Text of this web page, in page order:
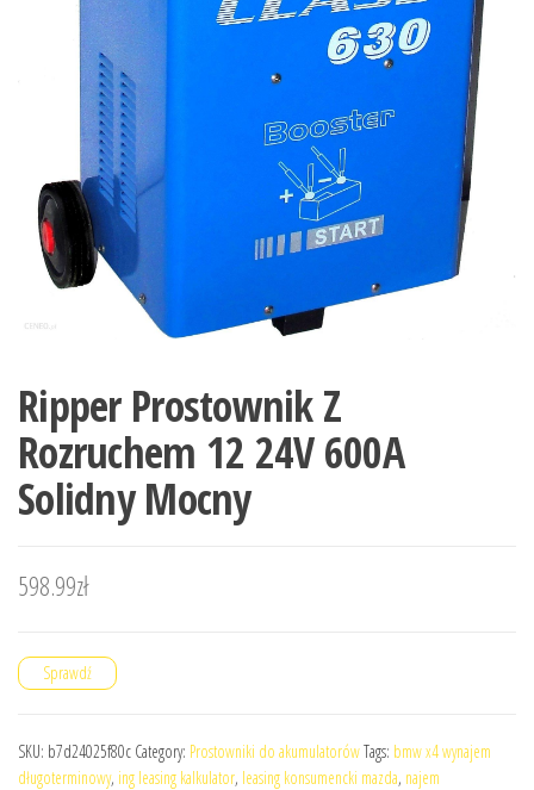
Ripper Prostownik Z
Rozruchem 12 24V 600A
Solidny Mocny
598.99zł
Sprawdź
SKU: b7d24025f80c Category: Prostowniki do akumulatorówTags: bmw x4 wynajem
długoterminowy, ing leasing kalkulator, leasing konsumencki mazda, najem